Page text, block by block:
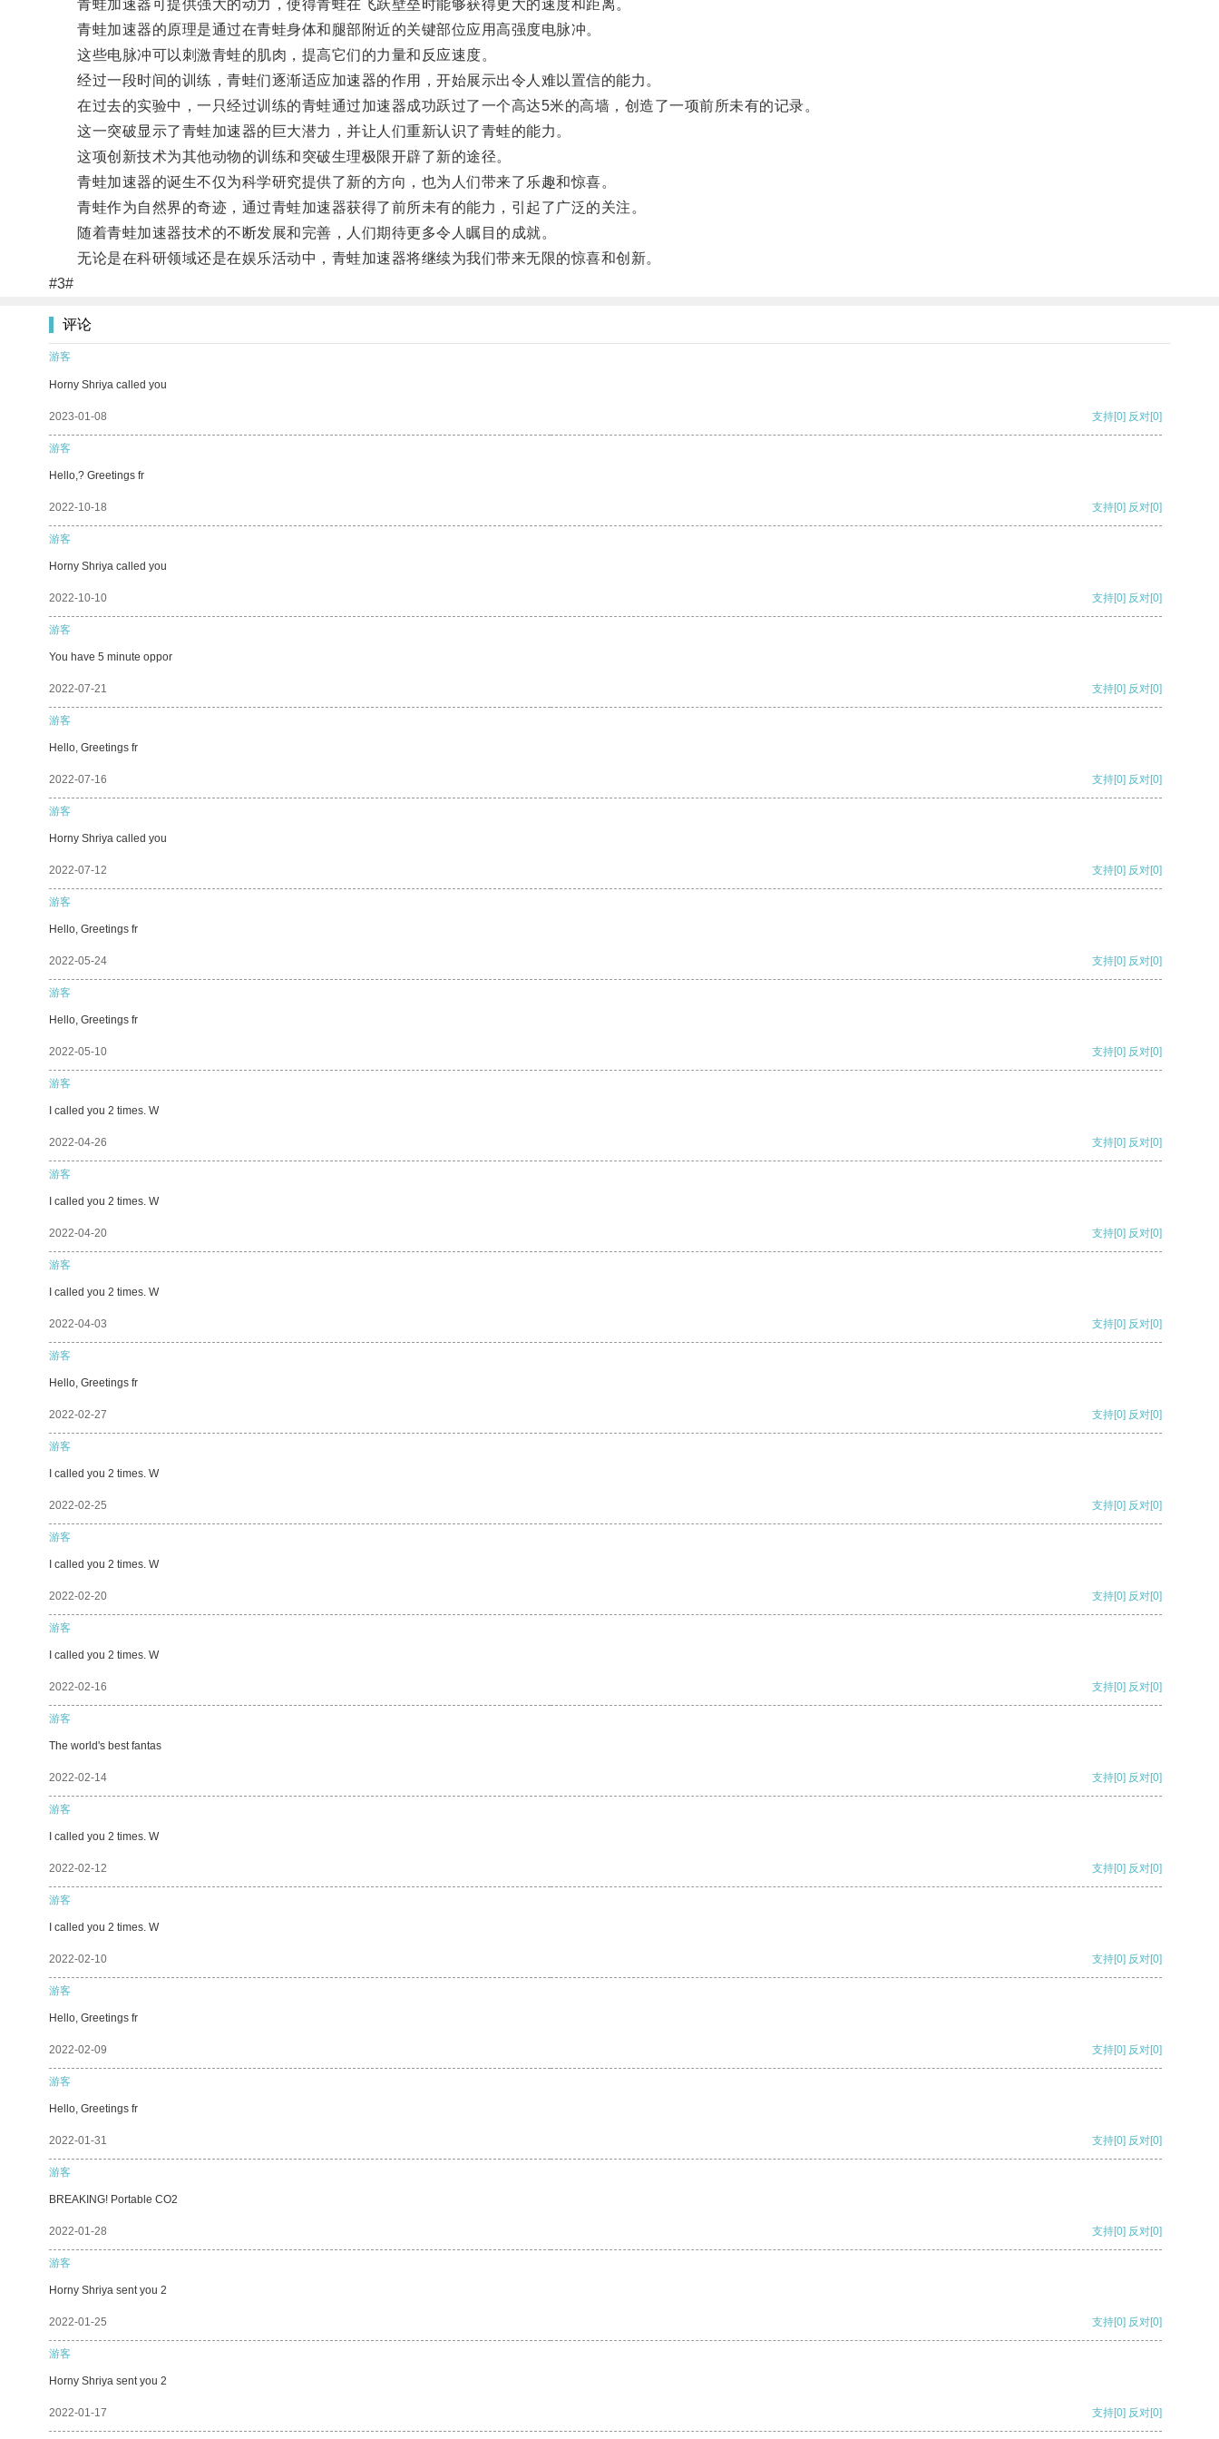
青蛙加速器可提供强大的动力，使得青蛙在飞跃壁垒时能够获得更大的速度和距离。
青蛙加速器的原理是通过在青蛙身体和腿部附近的关键部位应用高强度电脉冲。
这些电脉冲可以刺激青蛙的肌肉，提高它们的力量和反应速度。
经过一段时间的训练，青蛙们逐渐适应加速器的作用，开始展示出令人难以置信的能力。
在过去的实验中，一只经过训练的青蛙通过加速器成功跃过了一个高达5米的高墙，创造了一项前所未有的记录。
这一突破显示了青蛙加速器的巨大潜力，并让人们重新认识了青蛙的能力。
这项创新技术为其他动物的训练和突破生理极限开辟了新的途径。
青蛙加速器的诞生不仅为科学研究提供了新的方向，也为人们带来了乐趣和惊喜。
青蛙作为自然界的奇迹，通过青蛙加速器获得了前所未有的能力，引起了广泛的关注。
随着青蛙加速器技术的不断发展和完善，人们期待更多令人瞩目的成就。
无论是在科研领域还是在娱乐活动中，青蛙加速器将继续为我们带来无限的惊喜和创新。
#3#
评论
游客
Horny Shriya called you
2023-01-08 支持[0] 反对[0]
游客
Hello,? Greetings fr
2022-10-18 支持[0] 反对[0]
游客
Horny Shriya called you
2022-10-10 支持[0] 反对[0]
游客
You have 5 minute oppor
2022-07-21 支持[0] 反对[0]
游客
Hello, Greetings fr
2022-07-16 支持[0] 反对[0]
游客
Horny Shriya called you
2022-07-12 支持[0] 反对[0]
游客
Hello, Greetings fr
2022-05-24 支持[0] 反对[0]
游客
Hello, Greetings fr
2022-05-10 支持[0] 反对[0]
游客
I called you 2 times. W
2022-04-26 支持[0] 反对[0]
游客
I called you 2 times. W
2022-04-20 支持[0] 反对[0]
游客
I called you 2 times. W
2022-04-03 支持[0] 反对[0]
游客
Hello, Greetings fr
2022-02-27 支持[0] 反对[0]
游客
I called you 2 times. W
2022-02-25 支持[0] 反对[0]
游客
I called you 2 times. W
2022-02-20 支持[0] 反对[0]
游客
I called you 2 times. W
2022-02-16 支持[0] 反对[0]
游客
The world's best fantas
2022-02-14 支持[0] 反对[0]
游客
I called you 2 times. W
2022-02-12 支持[0] 反对[0]
游客
I called you 2 times. W
2022-02-10 支持[0] 反对[0]
游客
Hello, Greetings fr
2022-02-09 支持[0] 反对[0]
游客
Hello, Greetings fr
2022-01-31 支持[0] 反对[0]
游客
BREAKING! Portable CO2
2022-01-28 支持[0] 反对[0]
游客
Horny Shriya sent you 2
2022-01-25 支持[0] 反对[0]
游客
Horny Shriya sent you 2
2022-01-17 支持[0] 反对[0]